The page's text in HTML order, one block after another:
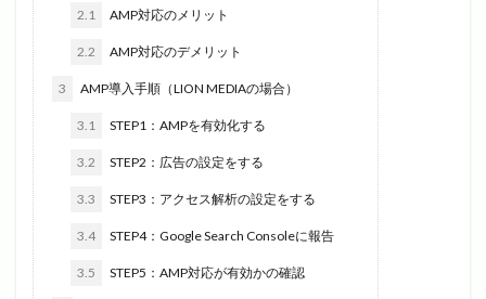
2.1 AMP対応のメリット
2.2 AMP対応のデメリット
3 AMP導入手順（LION MEDIAの場合）
3.1 STEP1：AMPを有効化する
3.2 STEP2：広告の設定をする
3.3 STEP3：アクセス解析の設定をする
3.4 STEP4：Google Search Consoleに報告
3.5 STEP5：AMP対応が有効かの確認